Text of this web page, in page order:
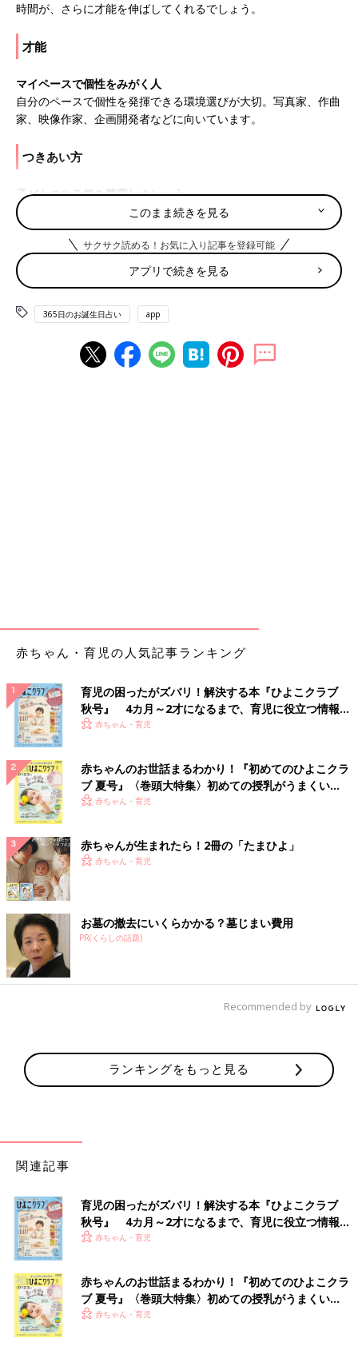
時間が、さらに才能を伸ばしてくれるでしょう。
才能
マイペースで個性をみがく人
自分のペースで個性を発揮できる環境選びが大切。写真家、作曲
家、映像作家、企画開発者などに向いています。
つきあい方
子どものやる気を尊重しましょう
なんでも「自分でやる！」と曲げません。失敗しても時間がかか
っても、一人でできるまで見守ってあげましょう。
ユネスコ憲章記念日 米大統領選でレーガン当選（1980年） 巨人
軍の王貞治が引退（1980）
赤ちゃん、ママ・パパのお誕生日を入れて占おう！鏡リュウジ監
修★たまひよ365日のお誕生日占い
このまま続きを見る
サクサク読める！お気に入り記事を登録可能
アプリで続きを見る
365日のお誕生日占い app
赤ちゃん・育児の人気記事ランキング
育児の困ったがズバリ！解決する本『ひよこクラブ
秋号』 4カ月～2才になるまで、育児に役立つ情報が
いっぱい！
赤ちゃん・育児
赤ちゃんのお世話まるわかり！『初めてのひよこクラ
ブ 夏号』〈巻頭大特集〉初めての授乳がうまくい
く！ おっぱい・ミルクの基本と夏のトラブル 解決テ
赤ちゃん・育児
赤ちゃんが生まれたら！2冊の「たまひよ」
赤ちゃん・育児
お墓の撤去にいくらかかる？墓じまい費用
PR(くらしの話題)
Recommended by
ランキングをもっと見る
関連記事
育児の困ったがズバリ！解決する本『ひよこクラブ
秋号』 4カ月～2才になるまで、育児に役立つ情報が
いっぱい！
赤ちゃん・育児
赤ちゃんのお世話まるわかり！『初めてのひよこクラ
ブ 夏号』〈巻頭大特集〉初めての授乳がうまくい
く！ おっぱい・ミルクの基本と夏のトラブル 解決テ
赤ちゃん・育児